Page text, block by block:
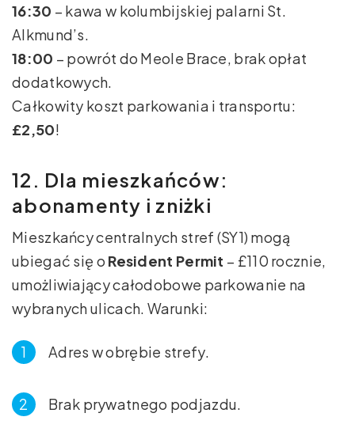
16:30 – kawa w kolumbijskiej palarni St.
Alkmund’s.
18:00 – powrót do Meole Brace, brak opłat
dodatkowych.
Całkowity koszt parkowania i transportu:
£2,50!
12. Dla mieszkańców:
abonamenty i zniżki
Mieszkańcy centralnych stref (SY1) mogą
ubiegać się o Resident Permit – £110 rocznie,
umożliwiający całodobowe parkowanie na
wybranych ulicach. Warunki:
Adres w obrębie strefy.
Brak prywatnego podjazdu.